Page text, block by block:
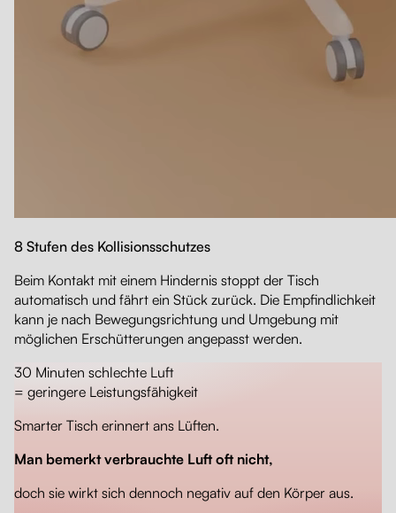
8 Stufen des Kollisionsschutzes
Beim Kontakt mit einem Hindernis stoppt der Tisch
automatisch und fährt ein Stück zurück. Die Empfindlichkeit
kann je nach Bewegungsrichtung und Umgebung mit
möglichen Erschütterungen angepasst werden.
30 Minuten schlechte Luft
= geringere Leistungsfähigkeit
Smarter Tisch erinnert ans Lüften.
Man bemerkt verbrauchte Luft oft nicht,
doch sie wirkt sich dennoch negativ auf den Körper aus.